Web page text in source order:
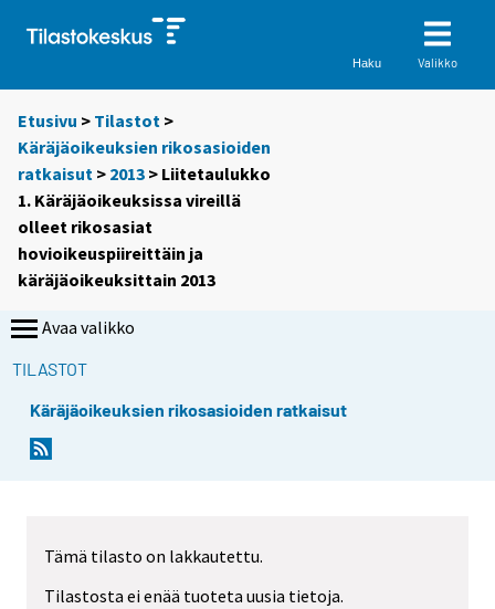
Haku Valikko
Etusivu > Tilastot >
Käräjäoikeuksien rikosasioiden
ratkaisut > 2013 > Liitetaulukko
1. Käräjäoikeuksissa vireillä
olleet rikosasiat
hovioikeuspiireittäin ja
käräjäoikeuksittain 2013
Avaa valikko
TILASTOT
Käräjäoikeuksien rikosasioiden ratkaisut
Tämä tilasto on lakkautettu.
Tilastosta ei enää tuoteta uusia tietoja.